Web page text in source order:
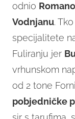
odnio
Vodnjanu.
specijalitete
Fuliranju jer
vrhunskom
od 2 tone
pobjedničke